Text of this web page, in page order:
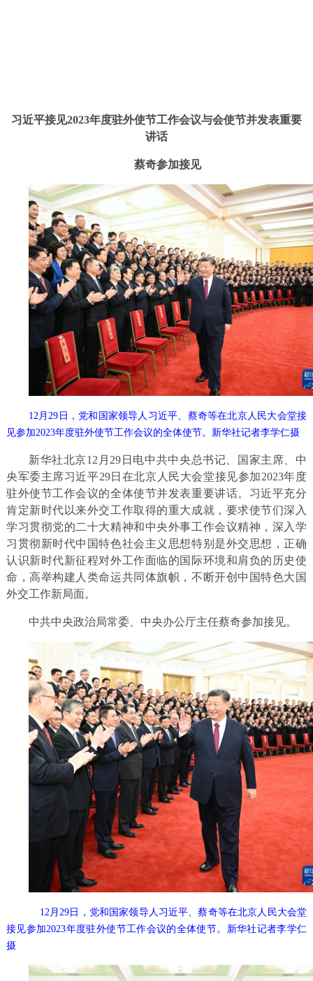
习近平接见2023年度驻外使节工作会议与会使节并发表重要
讲话
蔡奇参加接见
12月29日，党和国家领导人习近平、蔡奇等在北京人民大会堂接
见参加2023年度驻外使节工作会议的全体使节。新华社记者李学仁摄
新华社北京12月29日电中共中央总书记、国家主席、中
央军委主席习近平29日在北京人民大会堂接见参加2023年度
驻外使节工作会议的全体使节并发表重要讲话。习近平充分
肯定新时代以来外交工作取得的重大成就，要求使节们深入
学习贯彻党的二十大精神和中央外事工作会议精神，深入学
习贯彻新时代中国特色社会主义思想特别是外交思想，正确
认识新时代新征程对外工作面临的国际环境和肩负的历史使
命，高举构建人类命运共同体旗帜，不断开创中国特色大国
外交工作新局面。
中共中央政治局常委、中央办公厅主任蔡奇参加接见。
12月29日，党和国家领导人习近平、蔡奇等在北京人民大会堂
接见参加2023年度驻外使节工作会议的全体使节。新华社记者李学仁
摄